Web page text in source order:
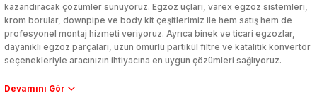
kazandıracak çözümler sunuyoruz. Egzoz uçları, varex egzoz sistemleri,
krom borular, downpipe ve body kit çeşitlerimiz ile hem satış hem de
profesyonel montaj hizmeti veriyoruz. Ayrıca binek ve ticari egzozlar,
dayanıklı egzoz parçaları, uzun ömürlü partikül filtre ve katalitik konvertör
seçenekleriyle aracınızın ihtiyacına en uygun çözümleri sağlıyoruz.
Performans artışı isteyen sürücüler için özel performans egzozları ve